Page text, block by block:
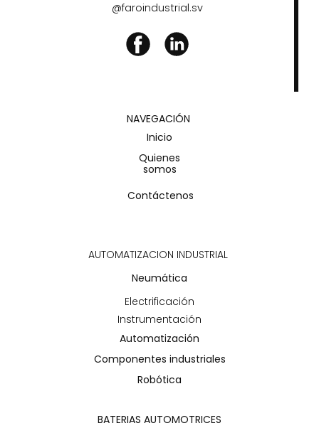
@faroindustrial.sv
NAVEGACIÓN
Inicio
Quienes
somos
Contáctenos
AUTOMATIZACION INDUSTRIAL
Neumática
Electrificación
Instrumentación
Automatización
Componentes industriales
Robótica
BATERIAS AUTOMOTRICES